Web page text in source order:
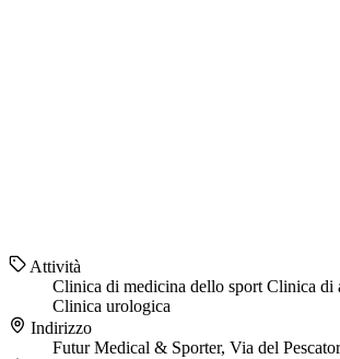
Attività
Clinica di medicina dello sport Clinica di
Clinica urologica
Indirizzo
Futur Medical & Sporter, Via del